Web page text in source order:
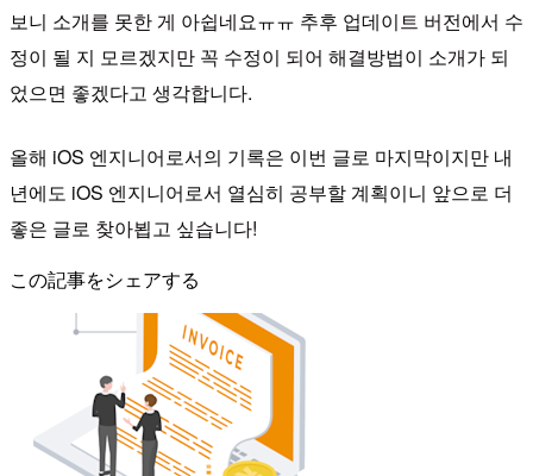
보니 소개를 못한 게 아쉽네요ㅠㅠ 추후 업데이트 버전에서 수
정이 될 지 모르겠지만 꼭 수정이 되어 해결방법이 소개가 되
었으면 좋겠다고 생각합니다.
올해 iOS 엔지니어로서의 기록은 이번 글로 마지막이지만 내
년에도 iOS 엔지니어로서 열심히 공부할 계획이니 앞으로 더
좋은 글로 찾아뵙고 싶습니다!
この記事をシェアする